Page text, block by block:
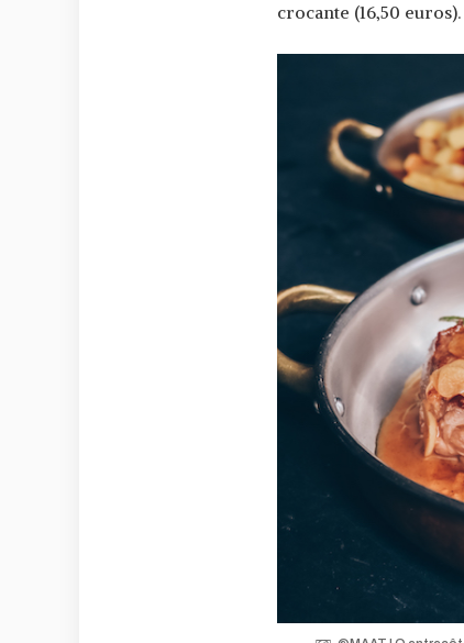
crocante (16,50 euros).